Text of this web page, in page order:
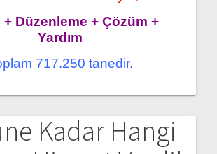
+ Düzenleme + Çözüm +
Yardım
717.250 tanedir.
Kadar Hangi